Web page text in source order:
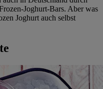
Joghurt-Bars. Aber was
Joghurt auch selbst